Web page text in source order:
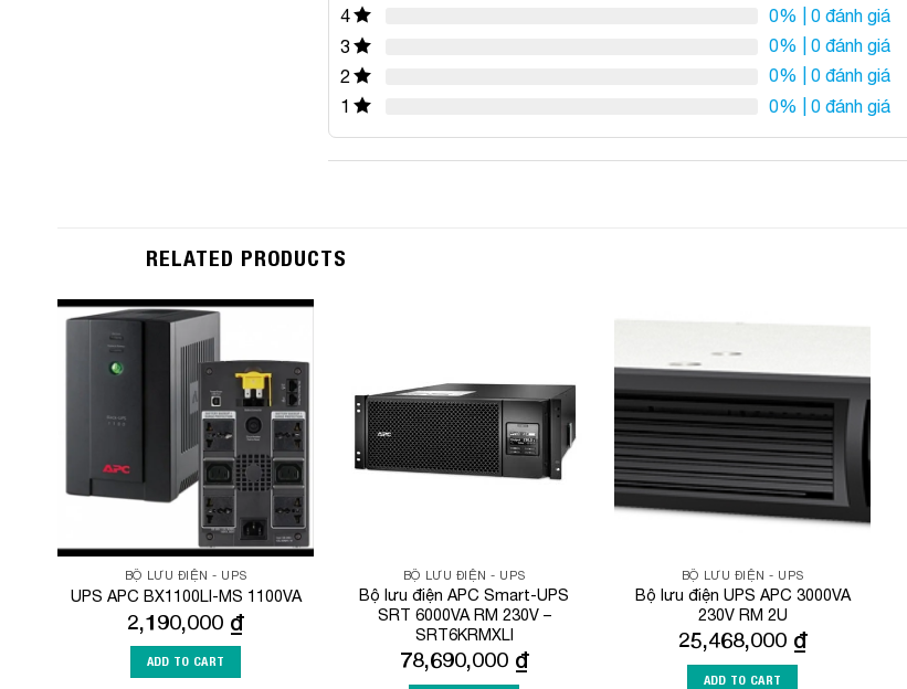
4
0% | 0 đánh giá
3
0% | 0 đánh giá
2
0% | 0 đánh giá
1
0% | 0 đánh giá
RELATED PRODUCTS
Add to
Wishlist
BỘ LƯU ĐIỆN - UPS
UPS APC BX1100LI-MS 1100VA
2,190,000 ₫
ADD TO CART
BỘ LƯU ĐIỆN - UPS
Bộ lưu điện APC Smart-UPS
SRT 6000VA RM 230V –
SRT6KRMXLI
78,690,000 ₫
Wishlist
BỘ LƯU ĐIỆN - UPS
Bộ lưu điện UPS APC 3000VA
230V RM 2U
25,468,000 ₫
ADD TO CART